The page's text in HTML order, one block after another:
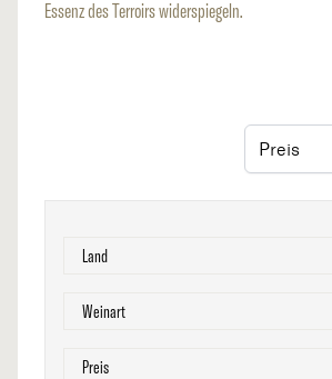
Essenz des Terroirs widerspiegeln.
LandFilter
WeinartFilter
PreisFilter